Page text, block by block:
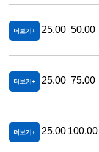
더보기 25.00 50.00
더보기 25.00 75.00
더보기 25.00 100.00